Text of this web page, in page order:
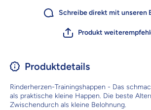
Schreibe direkt mit unseren
Produkt
Produktdetails
Rinderherzen-Trainingshappen - Das
als praktische kleine Happen. Die beste
Zwischendurch als kleine Belohnung.